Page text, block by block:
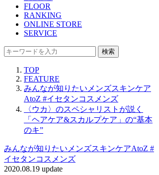
FLOOR
RANKING
ONLINE STORE
SERVICE
検索
TOP
FEATURE
みんなが知りたいメンズスキンケア
AtoZ #イセタンコスメンズ
〈ウカ〉のスペシャリストが説く
「ヘアケア&スカルプケア」の“基本
のキ”
みんなが知りたいメンズスキンケアAtoZ #
イセタンコスメンズ
2020.08.19 update